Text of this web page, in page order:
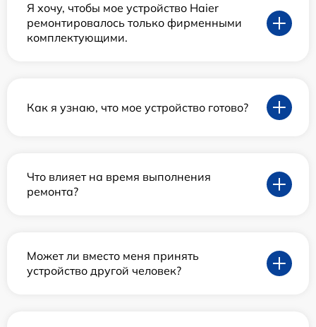
Я хочу, чтобы мое устройство Haier
ремонтировалось только фирменными
комплектующими.
Как я узнаю, что мое устройство готово?
Что влияет на время выполнения
ремонта?
Может ли вместо меня принять
устройство другой человек?